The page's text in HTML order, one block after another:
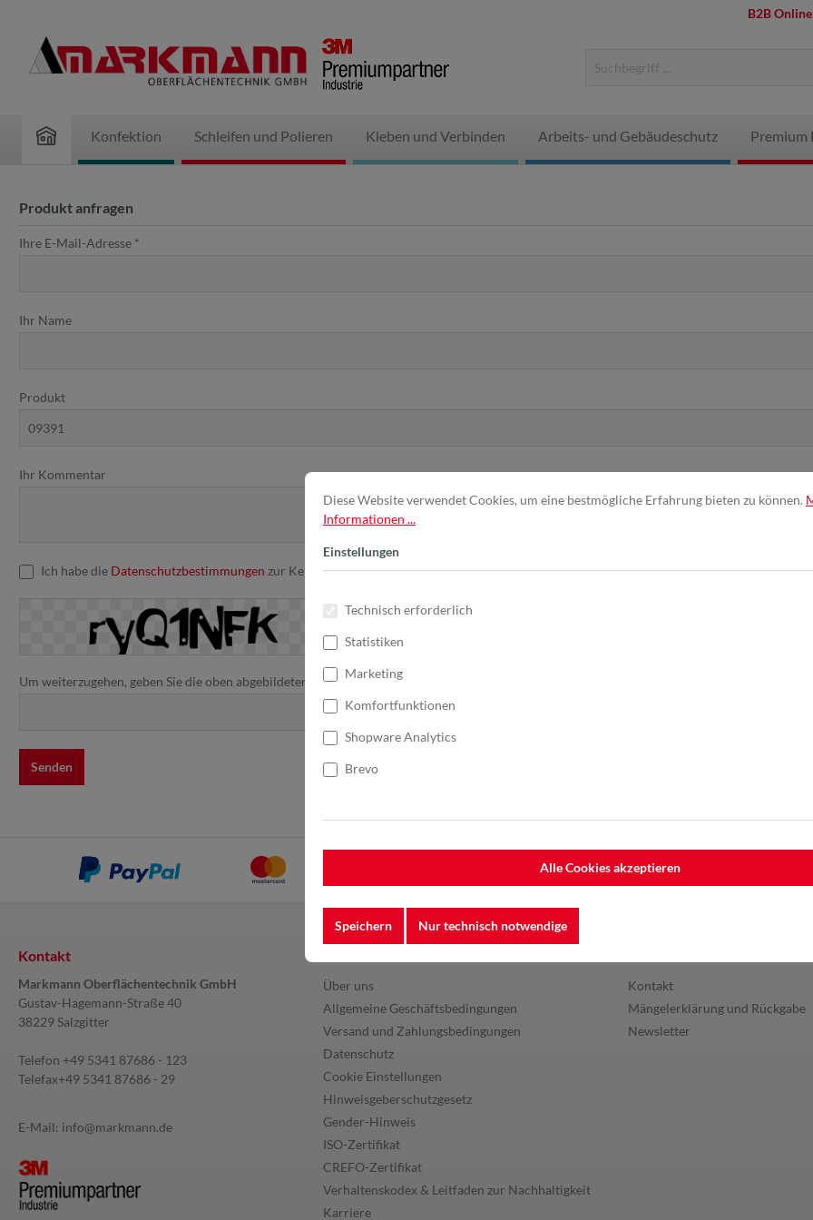
B2B
Konfektion Schleifen und Polieren Kleben und Verbinden Arbeits- und Gebäudeschutz Premium
Produkt anfragen
Ihre E-Mail-Adresse *
Ihr Name
Produkt
Ihr Kommentar
Ich habe die Datenschutzbestimmungen zur Kenntnis genommen und erkenne diese an. *
Um weiterzugehen, geben Sie die oben abgebildeten Zeichen ein*
Senden
Kontakt
Markmann Oberflächentechnik GmbH
Gustav-Hagemann-Straße 40
38229 Salzgitter
Telefon +49 5341 87686 - 123
Telefax+49 5341 87686 - 29
E-Mail: info@markmann.de
Über uns
Allgemeine Geschäftsbedingungen
Versand und Zahlungsbedingungen
Datenschutz
Cookie Einstellungen
Hinweisgeberschutzgesetz
Gender-Hinweis
ISO-Zertifikat
CREFO-Zertifikat
Verhaltenskodex & Leitfaden zur Nachhaltigkeit
Karriere
Kontakt
Mängelerklärung und Rückgabe
Newsletter
Diese Website verwendet Cookies, um eine bestmögliche Erfahrung bieten zu können.
Informationen ...
Einstellungen
Technisch erforderlich
Statistiken
Marketing
Komfortfunktionen
Shopware Analytics
Brevo
Alle Cookies akzeptieren
Speichern Nur technisch notwendige